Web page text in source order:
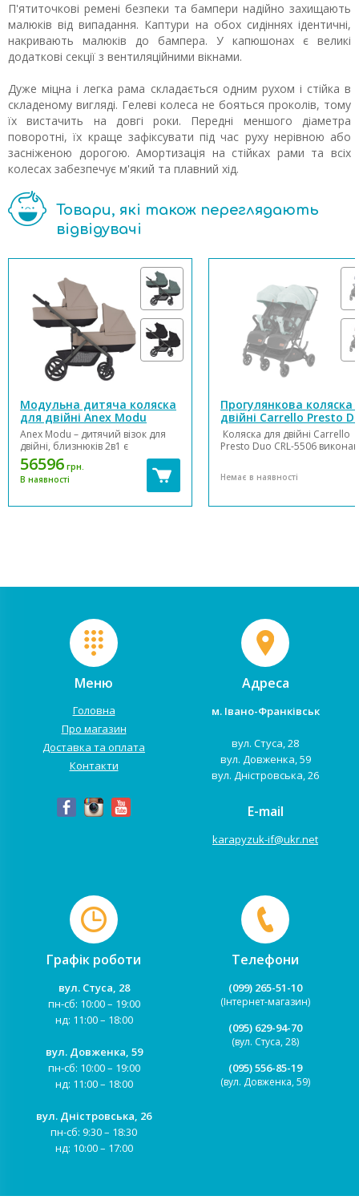
П'ятиточкові ремені безпеки та бампери надійно захищають
малюків від випадання. Каптури на обох сидіннях ідентичні,
накривають малюків до бампера. У капюшонах є великі
додаткові секції з вентиляційними вікнами.
Дуже міцна і легка рама складається одним рухом і стійка в
складеному вигляді. Гелеві колеса не бояться проколів, тому
їх вистачить на довгі роки. Передні меншого діаметра
поворотні, їх краще зафіксувати під час руху нерівною або
засніженою дорогою. Амортизація на стійках рами та всіх
колесах забезпечує м'який та плавний хід.
Товари, які також переглядають
відвідувачі
Модульна дитяча коляска
для двійні Anex Modu
Anex Modu – дитячий візок для
двійні, близнюків 2в1 є
комплексним рішенням для двох
дітей від народження аж до кінця
періоду користування візком. У
цьому наборі ви отримуєте дві
люльки для немовлят та два
56596 грн.
В наявності
Прогулянкова коляска
двійні Carrello Presto
CRL-5506(Д)
Коляска для двійні Carrello
Presto Duo CRL-5506
безпечних матеріалів. На
2 сидіння з незалежними
Немає в наявності
Меню
Головна
Про магазин
Доставка та оплата
Контакти
Адреса
м. Івано-Франківськ
вул. Стуса, 28
вул. Довженка, 59
вул. Дністровська, 26
E-mail
karapyzuk-if@ukr.net
Графік роботи
вул. Стуса, 28
пн-сб: 10:00 – 19:00
нд: 11:00 – 18:00
вул. Довженка, 59
пн-сб: 10:00 – 19:00
нд: 11:00 – 18:00
вул. Дністровська, 26
пн-сб: 9:30 – 18:30
нд: 10:00 – 17:00
Телефони
(099) 265-51-10
(Інтернет-магазин)
(095) 629-94-70
(вул. Стуса, 28)
(095) 556-85-19
(вул. Довженка, 59)